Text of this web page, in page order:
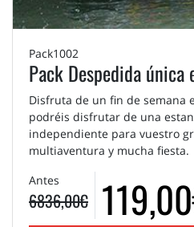
Pack1002
Pack Despedida única
Disfruta de un fin de semana
podréis disfrutar de una
independiente para vuestro
multiaventura y mucha fiesta.
Antes
6836,00€